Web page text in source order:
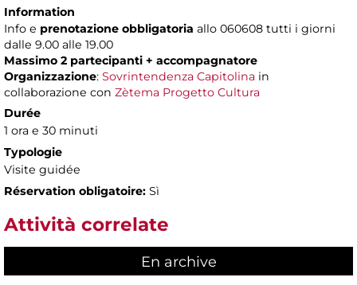
Information
Info e prenotazione obbligatoria allo 060608 tutti i giorni
dalle 9.00 alle 19.00
Massimo 2 partecipanti + accompagnatore
Organizzazione: Sovrintendenza Capitolina in
collaborazione con Zètema Progetto Cultura
Durée
1 ora e 30 minuti
Typologie
Visite guidée
Réservation obligatoire: Sì
Attività correlate
En archive